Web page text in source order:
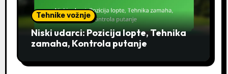
Tehnike vožnje
Niski udarci: Pozicija lopte, Tehnika
zamaha, Kontrola putanje